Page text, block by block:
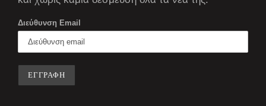
Διεύθυνση Email